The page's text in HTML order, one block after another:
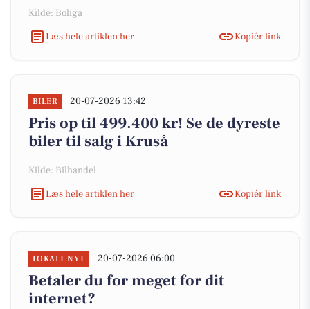
Kilde: Boliga
Læs hele artiklen her
Kopiér link
BILER 20-07-2026 13:42
Pris op til 499.400 kr! Se de dyreste
biler til salg i Kruså
Kilde: Bilhandel
Læs hele artiklen her
Kopiér link
LOKALT NYT 20-07-2026 06:00
Betaler du for meget for dit
internet?